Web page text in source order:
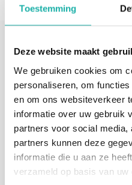
Toestemming
Deze website maakt
We gebruiken cookies om
personaliseren, om
en om ons websiteverkeer
informatie over uw gebruik
partners voor social
partners kunnen deze
informatie die u aan ze
verzameld op basis van uw
Naam
E-mail *Uw e-